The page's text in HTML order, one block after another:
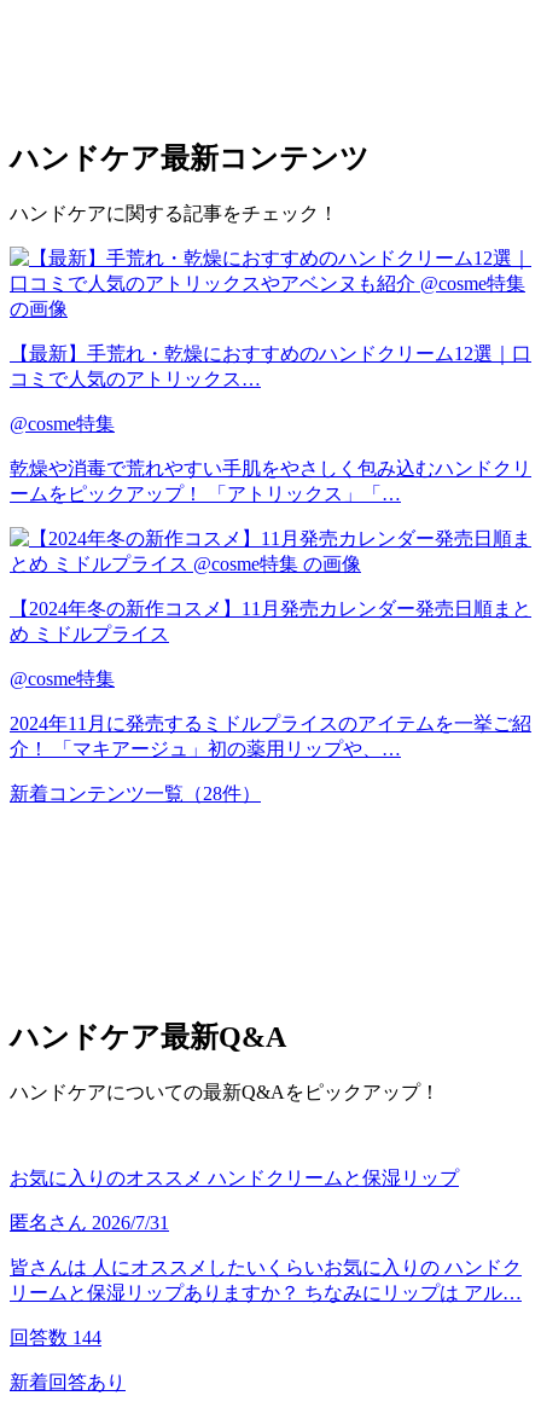
ハンドケア最新コンテンツ
ハンドケアに関する記事をチェック！
【最新】手荒れ・乾燥におすすめのハンドクリーム12選｜口
コミで人気のアトリックス…
@cosme特集
乾燥や消毒で荒れやすい手肌をやさしく包み込むハンドクリ
ームをピックアップ！ 「アトリックス」「…
【2024年冬の新作コスメ】11月発売カレンダー発売日順まと
め ミドルプライス
@cosme特集
2024年11月に発売するミドルプライスのアイテムを一挙ご紹
介！ 「マキアージュ」初の薬用リップや、…
新着コンテンツ一覧 （28件）
ハンドケア最新Q&A
ハンドケアについての最新Q&Aをピックアップ！
お気に入りのオススメ ハンドクリームと保湿リップ
匿名 さん 2026/7/31
皆さんは 人にオススメしたいくらいお気に入りの ハンドク
リームと保湿リップありますか？ ちなみにリップは アル…
回答数 144
新着回答あり